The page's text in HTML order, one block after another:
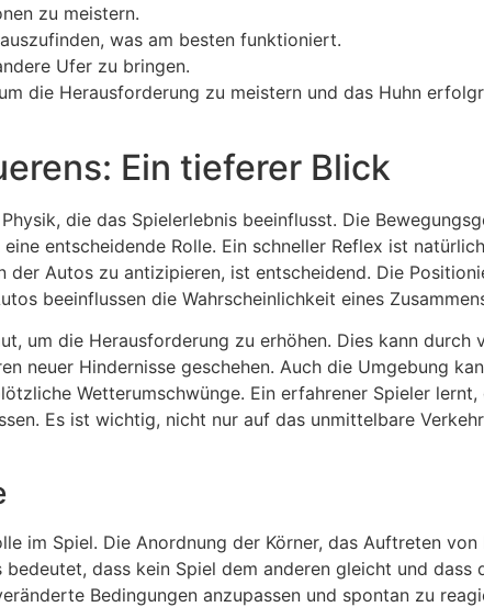
zu meistern.
was am besten funktioniert.
Ufer zu bringen.
die Herausforderung zu meistern und das Huhn
Ein tieferer Blick
die das Spielerlebnis beeinflusst. Die
entscheidende Rolle. Ein schneller Reflex ist
Autos zu antizipieren, ist entscheidend. Die
beeinflussen die Wahrscheinlichkeit eines
um die Herausforderung zu erhöhen. Dies kann durch
neuer Hindernisse geschehen. Auch die Umgebung
Wetterumschwünge. Ein erfahrener Spieler lernt,
Es ist wichtig, nicht nur auf das unmittelbare
im Spiel. Die Anordnung der Körner, das Auftreten
dass kein Spiel dem anderen gleicht und dass
Bedingungen anzupassen und spontan zu